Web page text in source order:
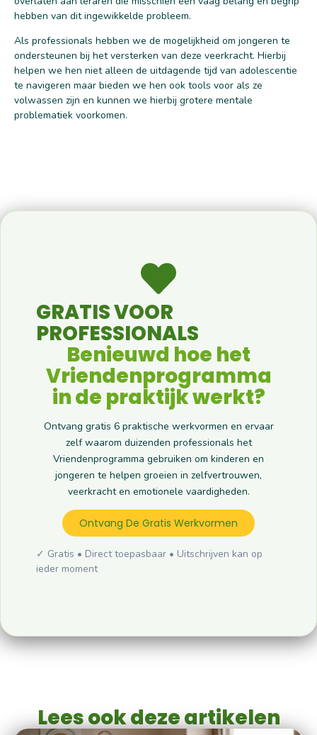
hebben van dit ingewikkelde probleem.
Als professionals hebben we de mogelijkheid om jongeren te
ondersteunen bij het versterken van deze veerkracht. Hierbij
helpen we hen niet alleen de uitdagende tijd van adolescentie
te navigeren maar bieden we hen ook tools voor als ze
volwassen zijn en kunnen we hierbij grotere mentale
problematiek voorkomen.
GRATIS VOOR
PROFESSIONALS
Benieuwd hoe het
Vriendenprogramma
in de praktijk werkt?
Ontvang gratis 6 praktische werkvormen en ervaar
zelf waarom duizenden professionals het
Vriendenprogramma gebruiken om kinderen en
jongeren te helpen groeien in zelfvertrouwen,
veerkracht en emotionele vaardigheden.
Ontvang De Gratis Werkvormen
✓ Gratis • Direct toepasbaar • Uitschrijven kan op
ieder moment
Lees ook deze artikelen